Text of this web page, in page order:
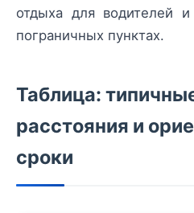
отдыха для водителей
пограничных пунктах.
Таблица:
расстояния и
сроки